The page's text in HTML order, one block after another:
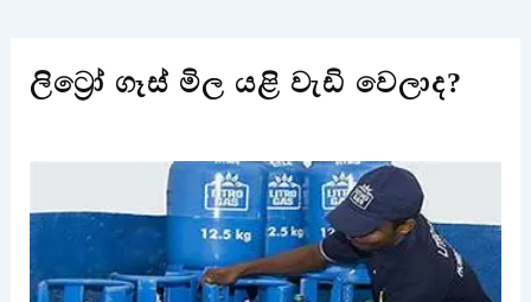
ලිට්‍රෝ ගෑස් මිල යළි වැඩි වෙලාද?